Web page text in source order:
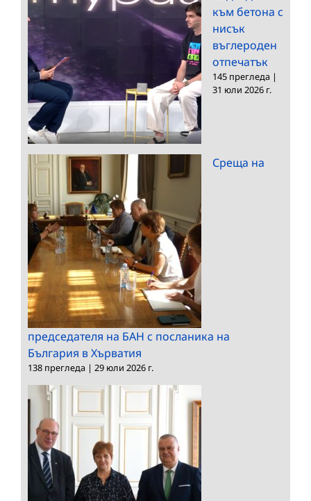
към бетона с
нисък
въглероден
отпечатък
145 прегледа |
31 юли 2026 г.
Среща на
председателя на БАН с посланика на
България в Хърватия
138 прегледа | 29 юли 2026 г.